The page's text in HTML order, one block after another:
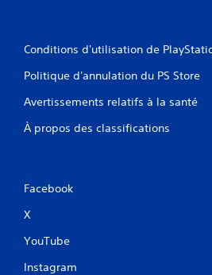
Conditions d'utilisation de
Politique d'annulation du PS Store
Avertissements relatifs à la santé
À propos des classifications
Facebook
X
YouTube
Instagram